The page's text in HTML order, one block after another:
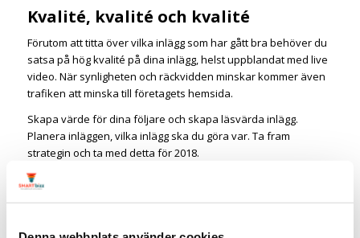
Kvalité, kvalité och kvalité
Förutom att titta över vilka inlägg som har gått bra behöver du
satsa på hög kvalité på dina inlägg, helst uppblandat med live
video. När synligheten och räckvidden minskar kommer även
trafiken att minska till företagets hemsida.
Skapa värde för dina följare och skapa läsvärda inlägg.
Planera inläggen, vilka inlägg ska du göra var. Ta fram
strategin och ta med detta för 2018.
Ställ dig frågan: